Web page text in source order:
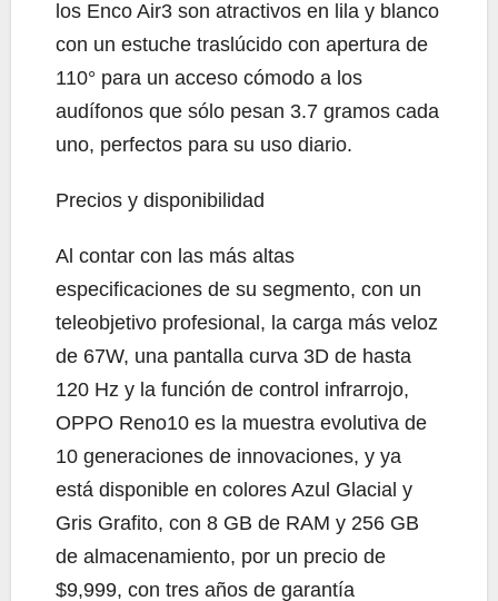
los Enco Air3 son atractivos en lila y blanco
con un estuche traslúcido con apertura de
110° para un acceso cómodo a los
audífonos que sólo pesan 3.7 gramos cada
uno, perfectos para su uso diario.
Precios y disponibilidad
Al contar con las más altas
especificaciones de su segmento, con un
teleobjetivo profesional, la carga más veloz
de 67W, una pantalla curva 3D de hasta
120 Hz y la función de control infrarrojo,
OPPO Reno10 es la muestra evolutiva de
10 generaciones de innovaciones, y ya
está disponible en colores Azul Glacial y
Gris Grafito, con 8 GB de RAM y 256 GB
de almacenamiento, por un precio de
$9,999, con tres años de garantía